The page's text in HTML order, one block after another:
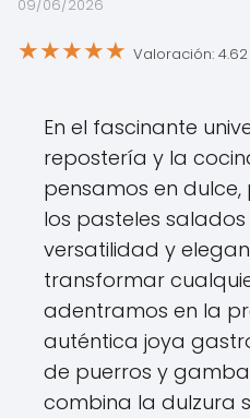
09/06/2026
★★★★★ Valoración: 4.62
En el fascinante
repostería y la
pensamos en
los pasteles
versatilidad y
transformar
adentramos en la
auténtica joya
de puerros y
combina la dulzura